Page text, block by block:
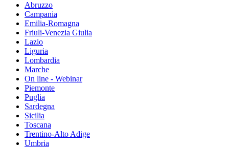
Abruzzo
Campania
Emilia-Romagna
Friuli-Venezia Giulia
Lazio
Liguria
Lombardia
Marche
On line - Webinar
Piemonte
Puglia
Sardegna
Sicilia
Toscana
Trentino-Alto Adige
Umbria